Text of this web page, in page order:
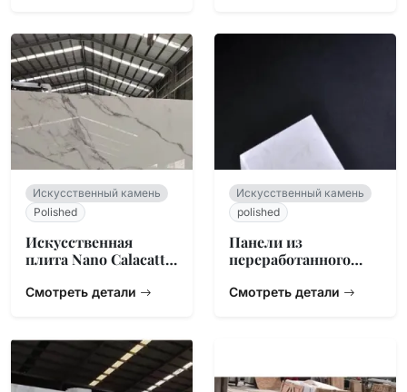
Искусственный камень
Polished
Искусственная
плита Nano Calacatta
Смотреть детали
Искусственный камень
polished
Панели из
переработанного
подсветкой
Смотреть детали